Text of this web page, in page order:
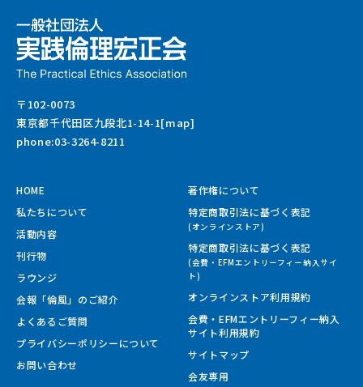
〒102-0073
東京都千代田区九段北1-14-1[map]
phone:03-3264-8211
HOME
私たちについて
活動内容
刊行物
ラウンジ
会報「倫風」のご紹介
よくあるご質問
プライバシーポリシーについて
お問い合わせ
著作権について
特定商取引法に基づく表記
(オンラインストア)
特定商取引法に基づく表記
(会費・EFMエントリーフィー納入サイ
ト)
オンラインストア利用規約
会費・EFMエントリーフィー納入
サイト利用規約
サイトマップ
会友専用